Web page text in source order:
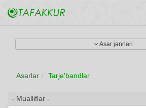
Asar janrlari
Asarlar Tarje'bandlar